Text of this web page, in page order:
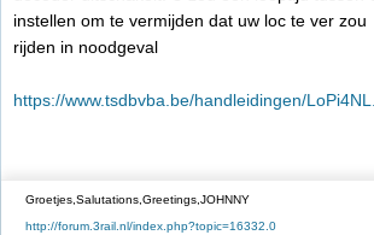
instellen om te vermijden dat uw loc te ver zou
rijden in noodgeval
https://www.tsdbvba.be/handleidingen/
Groetjes,Salutations,Greetings,JOHNNY
http://forum.3rail.nl/index.php?topic=16332.0